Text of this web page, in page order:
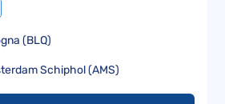
(BLQ)
Schiphol (AMS)